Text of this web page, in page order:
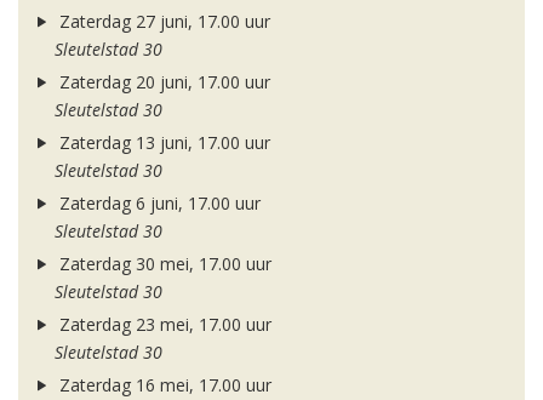
Zaterdag 27 juni, 17.00 uur
Sleutelstad 30
Zaterdag 20 juni, 17.00 uur
Sleutelstad 30
Zaterdag 13 juni, 17.00 uur
Sleutelstad 30
Zaterdag 6 juni, 17.00 uur
Sleutelstad 30
Zaterdag 30 mei, 17.00 uur
Sleutelstad 30
Zaterdag 23 mei, 17.00 uur
Sleutelstad 30
Zaterdag 16 mei, 17.00 uur